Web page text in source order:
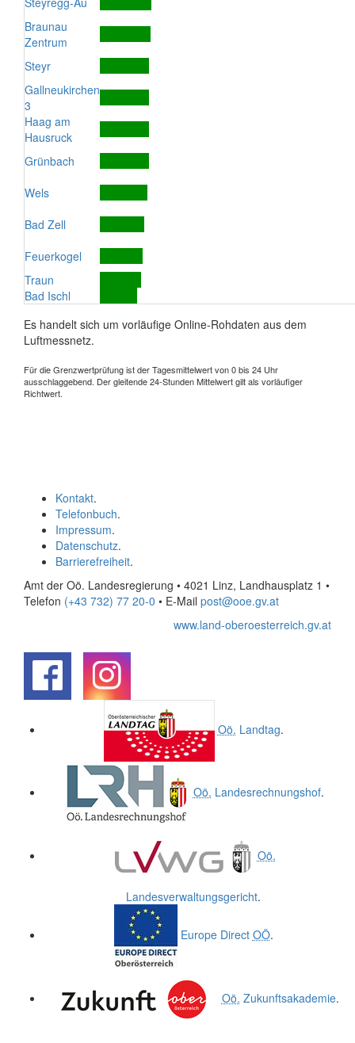
Braunau
Zentrum
Steyr
Gallneukirchen
3
Haag am
Hausruck
Grünbach
Wels
Bad Zell
Feuerkogel
Traun
Bad Ischl
Es handelt sich um vorläufige Online-Rohdaten aus dem
Luftmessnetz.
Für die Grenzwertprüfung ist der Tagesmittelwert von 0 bis 24 Uhr
ausschlaggebend. Der gleitende 24-Stunden Mittelwert gilt als vorläufiger
Richtwert.
Kontakt.
Telefonbuch.
Impressum.
Datenschutz.
Barrierefreiheit.
Amt der Oö. Landesregierung • 4021 Linz, Landhausplatz 1 •
Telefon (+43 732) 77 20-0 • E-Mail post@ooe.gv.at
www.land-oberoesterreich.gv.at
Oö. Landtag.
Oö. Landesrechnungshof.
Oö.
Landesverwaltungsgericht.
Europe Direct OÖ.
Oö. Zukunftsakademie.